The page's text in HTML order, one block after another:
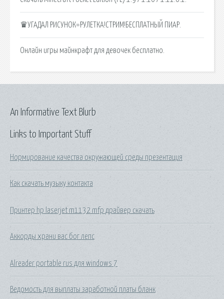
♛УГАДАЛ РИСУНОК=РУЛЕТКА!СТРИМ!БЕСПЛАТНЫЙ ПИАР.
Онлайн игры майнкрафт для девочек бесплатно.
Links to Important Stuff
Нормирование качества окружающей среды презентация
Как скачать музыку контакта
Принтер hp laserjet m1132 mfp драйвер скачать
Аккорды храни вас бог лепс
Alreader portable rus для windows 7
Ведомость для выплаты заработной платы бланк
An Informative Text Blurb